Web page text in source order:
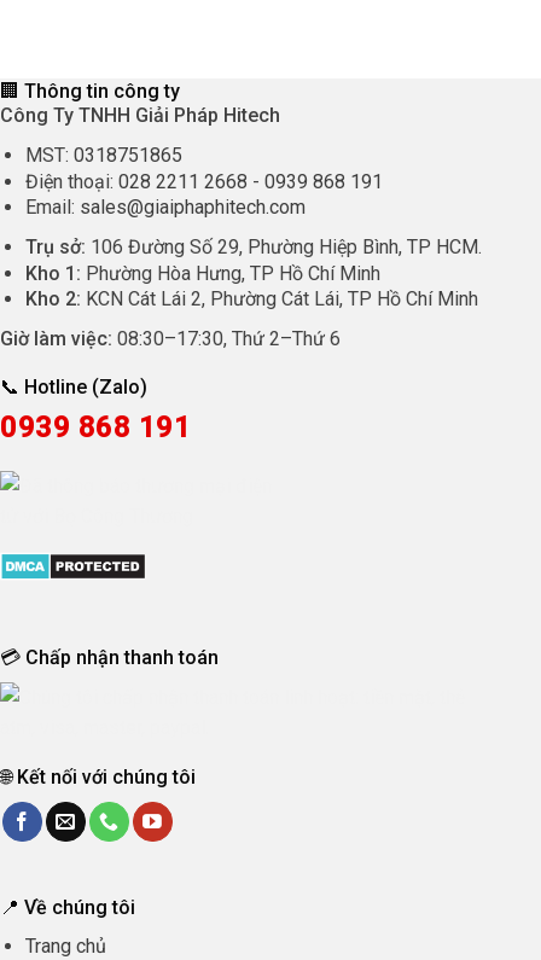
🏢 Thông tin công ty
Công Ty TNHH Giải Pháp Hitech
MST: 0318751865
Điện thoại: 028 2211 2668 - 0939 868 191
Email: sales@giaiphaphitech.com
Trụ sở: 106 Đường Số 29, Phường Hiệp Bình, TP HCM.
Kho 1: Phường Hòa Hưng, TP Hồ Chí Minh
Kho 2: KCN Cát Lái 2, Phường Cát Lái, TP Hồ Chí Minh
Giờ làm việc: 08:30–17:30, Thứ 2–Thứ 6
📞 Hotline (Zalo)
0939 868 191
💳 Chấp nhận thanh toán
🌐 Kết nối với chúng tôi
📍 Về chúng tôi
Trang chủ